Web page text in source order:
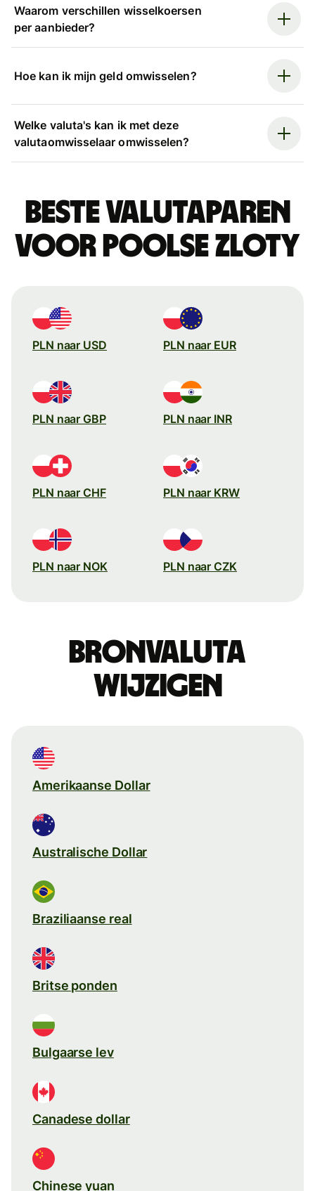
Waarom verschillen wisselkoersen
per aanbieder?
Hoe kan ik mijn geld omwisselen?
Welke valuta's kan ik met deze
valutaomwisselaar omwisselen?
Beste valutaparen
voor Poolse zloty
PLN naar USD PLN naar EUR
PLN naar GBP PLN naar INR
PLN naar CHF PLN naar KRW
PLN naar NOK PLN naar CZK
Bronvaluta
wijzigen
Amerikaanse Dollar
Australische Dollar
Braziliaanse real
Britse ponden
Bulgaarse lev
Canadese dollar
Chinese yuan